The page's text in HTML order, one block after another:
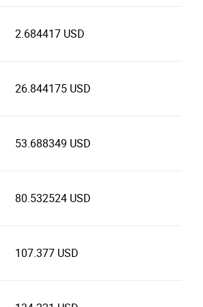
2.684417 USD
26.844175 USD
53.688349 USD
80.532524 USD
107.377 USD